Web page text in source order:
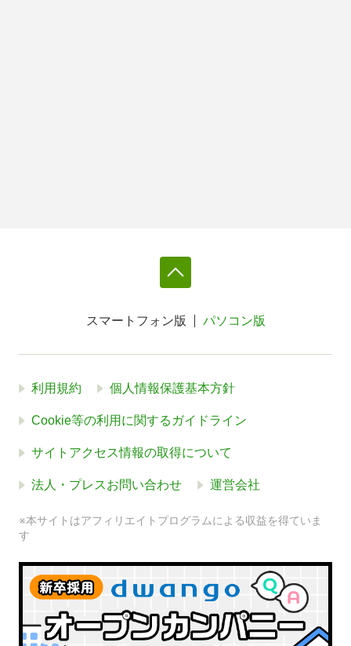
スマートフォン版 パソコン版
利用規約 個人情報保護基本方針
Cookie等の利用に関するガイドライン
サイトアクセス情報の取得について
法人・プレスお問い合わせ 運営会社
※本サイトはアフィリエイトプログラムによる収益を得ていま
す